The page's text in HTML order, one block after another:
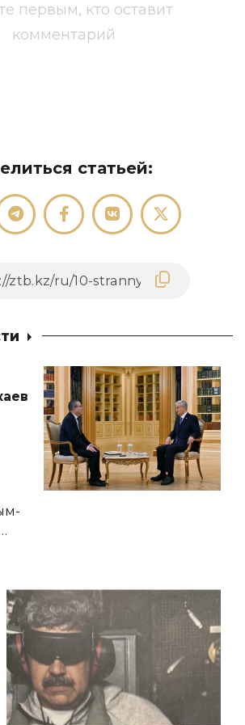
первым, кто оставит
комментарий
статьей:
—